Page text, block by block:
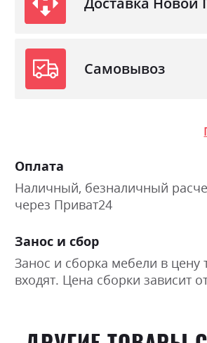
Самовывоз
Оплата
Наличный, безналичный
через Приват24
Занос и сбор
Занос и сборка мебели в цену
входят. Цена сборки зависит